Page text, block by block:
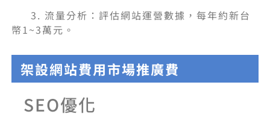
3. 流量分析：評估網站運營數據，每年約新台
幣1~3萬元。
架設網站費用市場推廣費
SEO優化